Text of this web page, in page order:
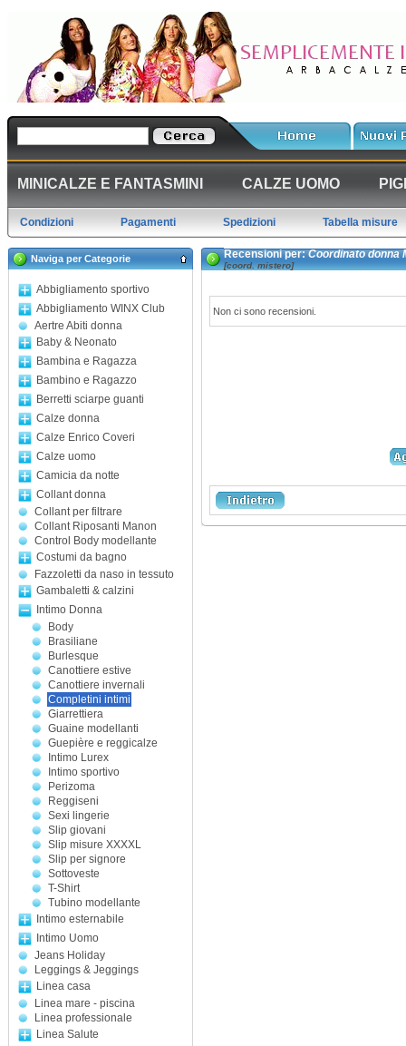
MINICALZE E FANTASMINI CALZE UOMO
Condizioni Pagamenti Spedizioni Tabella misure
Naviga per Categorie
Abbigliamento sportivo
Abbigliamento WINX Club
Aertre Abiti donna
Baby & Neonato
Bambina e Ragazza
Bambino e Ragazzo
Berretti sciarpe guanti
Calze donna
Calze Enrico Coveri
Calze uomo
Camicia da notte
Collant donna
Collant per filtrare
Collant Riposanti Manon
Control Body modellante
Costumi da bagno
Fazzoletti da naso in tessuto
Gambaletti & calzini
Intimo Donna
Body
Brasiliane
Burlesque
Canottiere estive
Canottiere invernali
Completini intimi
Giarrettiera
Guaine modellanti
Guepière e reggicalze
Intimo Lurex
Intimo sportivo
Perizoma
Reggiseni
Sexi lingerie
Slip giovani
Slip misure XXXXL
Slip per signore
Sottoveste
T-Shirt
Tubino modellante
Intimo esternabile
Intimo Uomo
Jeans Holiday
Leggings & Jeggings
Linea casa
Linea mare - piscina
Linea professionale
Linea Salute
Recensioni per:Coordinato donna
[coord. mistero]
Non ci sono recensioni.